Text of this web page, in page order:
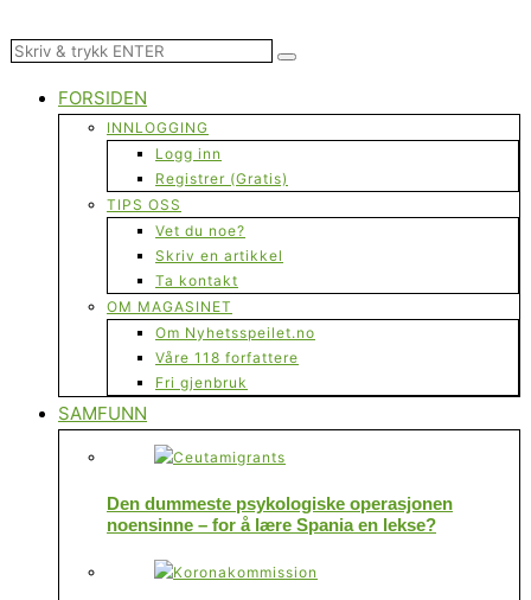
FORSIDEN
INNLOGGING
Logg inn
Registrer (Gratis)
TIPS OSS
Vet du noe?
Skriv en artikkel
Ta kontakt
OM MAGASINET
Om Nyhetsspeilet.no
Våre 118 forfattere
Fri gjenbruk
SAMFUNN
Den dummeste psykologiske operasjonen
noensinne – for å lære Spania en lekse?